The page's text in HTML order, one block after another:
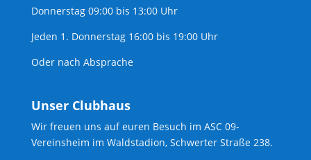
Donnerstag 09:00 bis 13:00 Uhr
Jeden 1. Donnerstag 16:00 bis 19:00 Uhr
Oder nach Absprache
Unser Clubhaus
Wir freuen uns auf euren Besuch im ASC 09-
Vereinsheim im Waldstadion, Schwerter Straße 238.